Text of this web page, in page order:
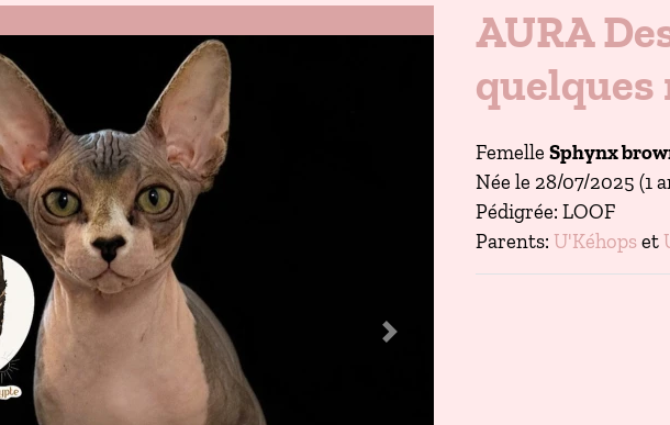
Next
AURA
quelques
Femelle Sphynx
Née le 28/07/2025 (1
Pédigrée: LOOF
Parents: U'Kéhopset